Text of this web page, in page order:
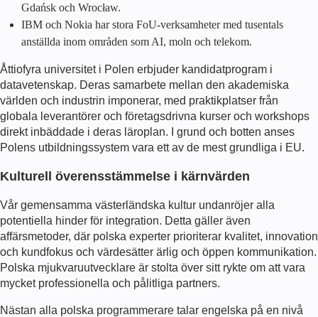
Gdańsk och Wrocław.
IBM och Nokia har stora FoU-verksamheter med tusentals
anställda inom områden som AI, moln och telekom.
Åttiofyra universitet i Polen erbjuder kandidatprogram i
datavetenskap. Deras samarbete mellan den akademiska
världen och industrin imponerar, med praktikplatser från
globala leverantörer och företagsdrivna kurser och workshops
direkt inbäddade i deras läroplan. I grund och botten anses
Polens utbildningssystem vara ett av de mest grundliga i EU.
Kulturell överensstämmelse i kärnvärden
Vår gemensamma västerländska kultur undanröjer alla
potentiella hinder för integration. Detta gäller även
affärsmetoder, där polska experter prioriterar kvalitet, innovation
och kundfokus och värdesätter ärlig och öppen kommunikation.
Polska mjukvaruutvecklare är stolta över sitt rykte om att vara
mycket professionella och pålitliga partners.
Nästan alla polska programmerare talar engelska på en nivå